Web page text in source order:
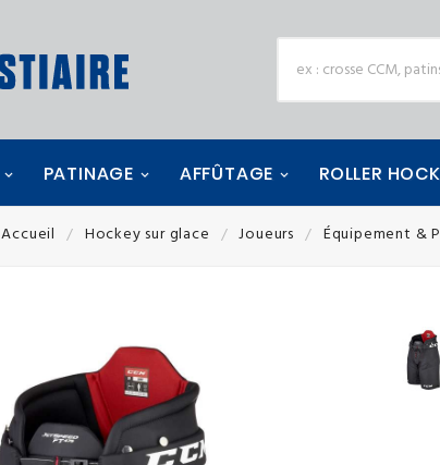
PATINAGE AFFÛTAGE ROLLER
Accueil Hockey sur glace Joueurs Équipement &